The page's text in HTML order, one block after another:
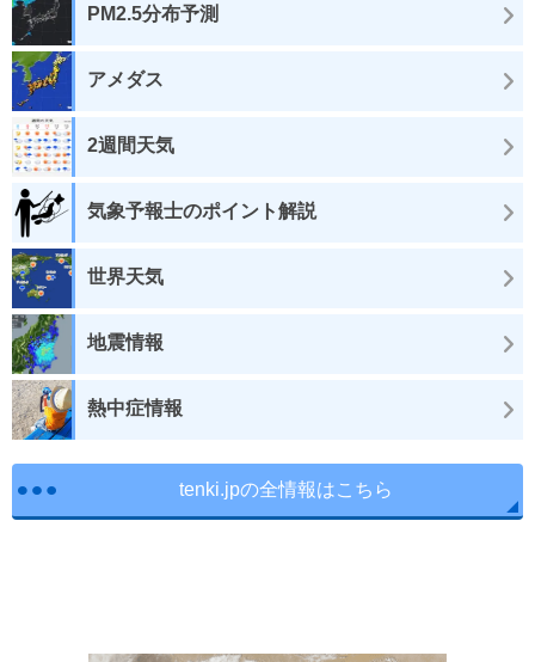
PM2.5分布予測
アメダス
2週間天気
気象予報士のポイント解説
世界天気
地震情報
熱中症情報
tenki.jpの全情報はこちら